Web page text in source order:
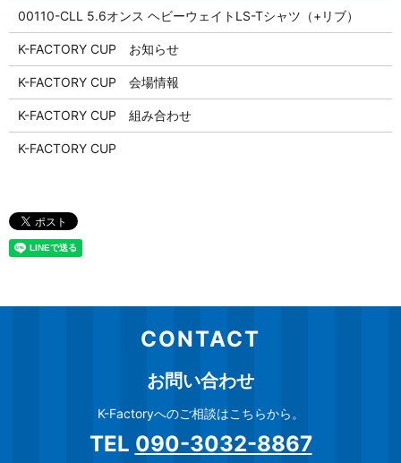
00110-CLL 5.6オンス ヘビーウェイトLS-Tシャツ（+リブ）
K-FACTORY CUP お知らせ
K-FACTORY CUP 会場情報
K-FACTORY CUP 組み合わせ
K-FACTORY CUP
CONTACT
お問い合わせ
K-Factoryへのご相談はこちらから。
TEL 090-3032-8867